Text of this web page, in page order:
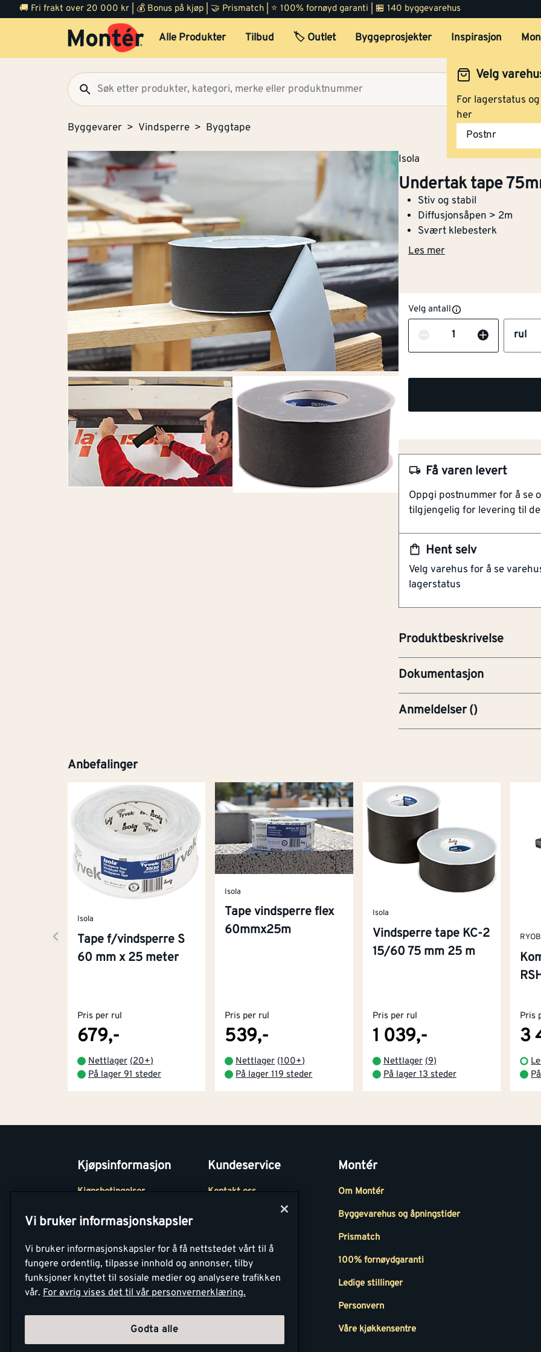
🚚 Fri frakt over 20 000 kr | 💰 Bonus på kjøp | 🤝 Prismatch | ⭐ 100% fornøyd garanti | 🏪 140 byggevarehus
Alle Produkter Tilbud 🏷️ Outlet Byggeprosjekter Inspirasjon
Velg
For lagerstatus
her
Postnr
Byggevarer Vindsperre Byggtape
Isola
Undertak tape
Stiv og stabil
Diffusjonsåpen > 2m
Svært klebesterk
Les mer
Velg antall
Antall rul
Hent selv
Velg varehus for å se
lagerstatus
Få varen levert
Oppgi postnummer for å se
tilgjengelig for levering til
Produktbeskrivelse
NOBB 44348341
Artikkelnummer 101137955
En svært klebesterk og
detaljer og omlegg i
benyttes til forsegling av
modifisert acryl kleber og UV
dimensjonsstabil ovenfor
Isola Undertak Tape er
kulde og har ekstremt høy
Dokumentasjon
PRE-Produktdatablad
Anmeldelser()
Anbefalinger
Isola
Tape f/vindsperre S
60 mm x 25 meter
Pris per rul
679,-
Nettlager (20+)
På lager 91 steder
Isola
Tape vindsperre flex
60mmx25m
Pris per rul
539,-
Nettlager (100+)
På lager 119 steder
Isola
Vindsperre tape KC-2
15/60 75 mm 25 m
Pris per rul
1 039,-
Nettlager (9)
På lager 13 steder
Pris
3
Kjøpsinformasjon
Kjøpsbetingelser
Betaling
Retur- og
angrerettsskjema
Kundeservice
Kontakt oss
Medlemsavtaler
Montér Bedrift
Montér
Om Montér
Byggevarehus og åpningstider
Prismatch
100% fornøydgaranti
Ledige stillinger
Personvern
Våre kjøkkensentre
Vi bruker informasjonskapsler
Vi bruker informasjonskapsler for å få nettstedet vårt til å
fungere ordentlig, tilpasse innhold og annonser, tilby
funksjoner knyttet til sosiale medier og analysere trafikken
vår. For øvrig vises det til vår personvernerklæring.
Godta alle